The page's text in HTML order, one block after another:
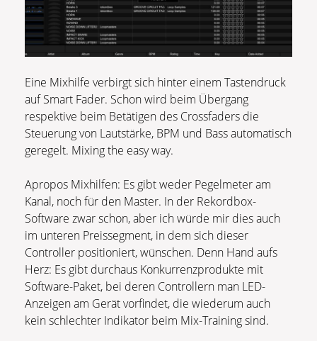
Eine Mixhilfe verbirgt sich hinter einem Tastendruck
auf Smart Fader. Schon wird beim Übergang
respektive beim Betätigen des Crossfaders die
Steuerung von Lautstärke, BPM und Bass automatisch
geregelt. Mixing the easy way.
Apropos Mixhilfen: Es gibt weder Pegelmeter am
Kanal, noch für den Master. In der Rekordbox-
Software zwar schon, aber ich würde mir dies auch
im unteren Preissegment, in dem sich dieser
Controller positioniert, wünschen. Denn Hand aufs
Herz: Es gibt durchaus Konkurrenzprodukte mit
Software-Paket, bei deren Controllern man LED-
Anzeigen am Gerät vorfindet, die wiederum auch
kein schlechter Indikator beim Mix-Training sind.